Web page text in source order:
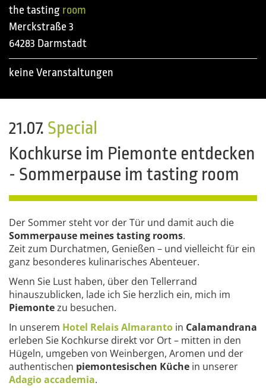
the tasting room
Merckstraße 3
64283 Darmstadt
keine Veranstaltungen
21.07. Special
Kochkurse im Piemonte entdecken
- Sommerpause im tasting room
Der Sommer steht vor der Tür und damit auch die
Sommerpause meines tasting rooms.
Zeit zum Durchatmen, Genießen – und vielleicht für ein
ganz besonderes kulinarisches Abenteuer.
Wenn Sie Lust haben, über den Tellerrand
hinauszublicken, lade ich Sie herzlich ein, mich im
Piemontezu besuchen.
In unserem Hotel Relais Almaranto in Calamandrana
erleben Sie Kochkurse direkt vor Ort – mitten in den
Hügeln, umgeben von Weinbergen, Aromen und der
authentischen piemontesischen Küche in unserer
Adagio accademia.